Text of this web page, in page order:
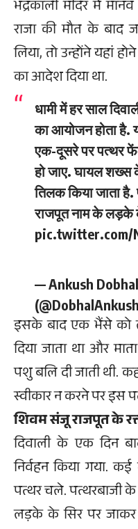
भद्रकाली मंदिर में
राजा की मौत के बाद
लिया, तो उन्होंने यहां
का आदेश दिया था.
धामी में हर साल
का आयोजन होता है.
एक-दूसरे पर पत्थर
हो जाए. घायल शख्स
तिलक किया जाता है.
राजपूत नाम के लड़के
pic.twitter.com/
— Ankush
इसके बाद एक भैंसे को
दिया जाता था और
पशु बलि दी जाती थी.
स्वीकार न करने पर
शिवम संजू राजपूत के
दिवाली के एक दिन
निर्वहन किया गया.
पत्थर चले. पत्थरबाजी
लड़के के सिर पर